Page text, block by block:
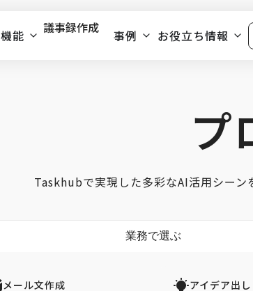
機能 議事録作成 事例 お役立ち情報
プ
Taskhubで実現した多彩なAI活用シー
業務で選ぶ
メール文作成 アイデア出